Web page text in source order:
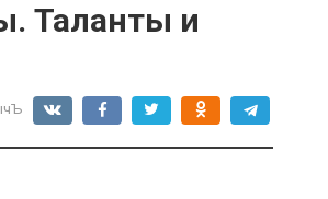
Таланты и